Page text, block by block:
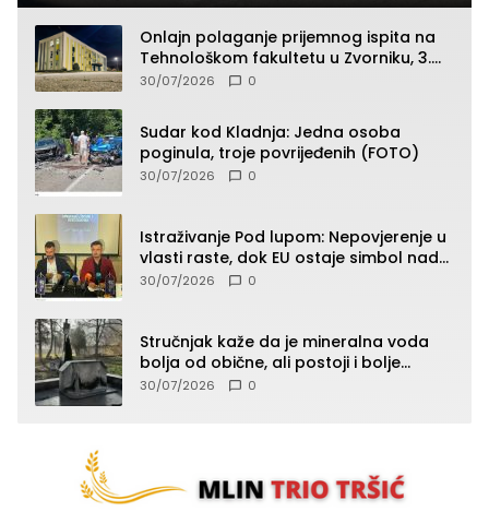
Onlajn polaganje prijemnog ispita na
Tehnološkom fakultetu u Zvorniku, 3.
septembra u 9.00 časova
30/07/2026 0
Sudar kod Kladnja: Jedna osoba
poginula, troje povrijeđenih (FOTO)
30/07/2026 0
Istraživanje Pod lupom: Nepovjerenje u
vlasti raste, dok EU ostaje simbol nade
građana
30/07/2026 0
Stručnjak kaže da je mineralna voda
bolja od obične, ali postoji i bolje
rješenje
30/07/2026 0